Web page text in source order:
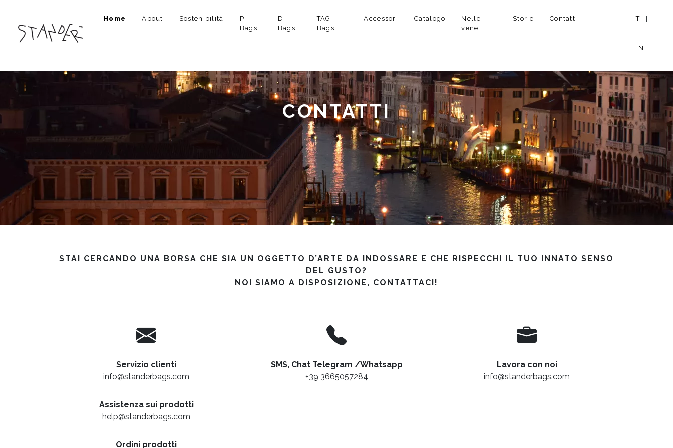
Home About Sostenibilità
P
Bags
D
Bags
TAG
Bags
Accessori Catalogo
Nelle
vene
Storie Contatti IT
EN
CONTATTI
STAI CERCANDO UNA BORSA CHE SIA UN OGGETTO D’ARTE DA INDOSSARE E CHE RISPECCHI IL TUO INNATO SENSO
DEL GUSTO?
NOI SIAMO A DISPOSIZIONE, CONTATTACI!
Servizio clienti
info@standerbags.com
Assistenza sui prodotti
help@standerbags.com
Ordini prodotti
SMS, Chat Telegram /Whatsapp
+39 3665057284
Lavora con noi
info@standerbags.com